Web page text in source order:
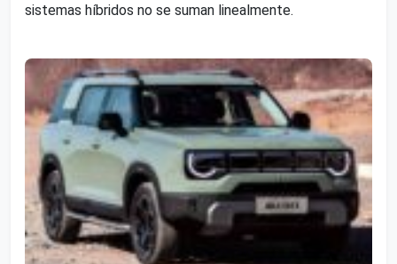
sistemas híbridos no se suman linealmente.